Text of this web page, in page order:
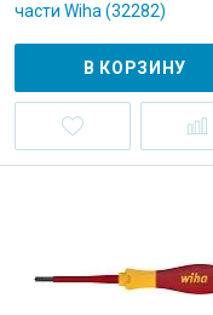
части Wiha (32282)
В КОРЗИНУ